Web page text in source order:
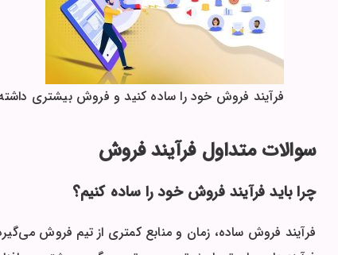
فرآیند فروش خود را ساده کنید و فروش بیشتری
سوالات متداول فرآیند فروش
چرا باید فرآیند فروش خود را ساده کنیم؟
فرآیند فروش ساده، زمان و منابع کمتری از تیم فروش